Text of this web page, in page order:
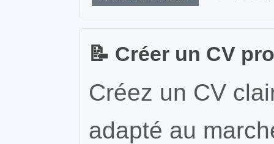
📝 Créer un CV
Créez un CV
adapté au